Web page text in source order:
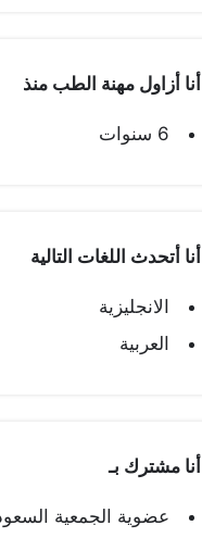
أنا أزاول مهنة الطب منذ
6 سنوات
أنا أتحدث اللغات التالية
الانجليزية
العربية
أنا مشترك بـ
عضوية الجمعية